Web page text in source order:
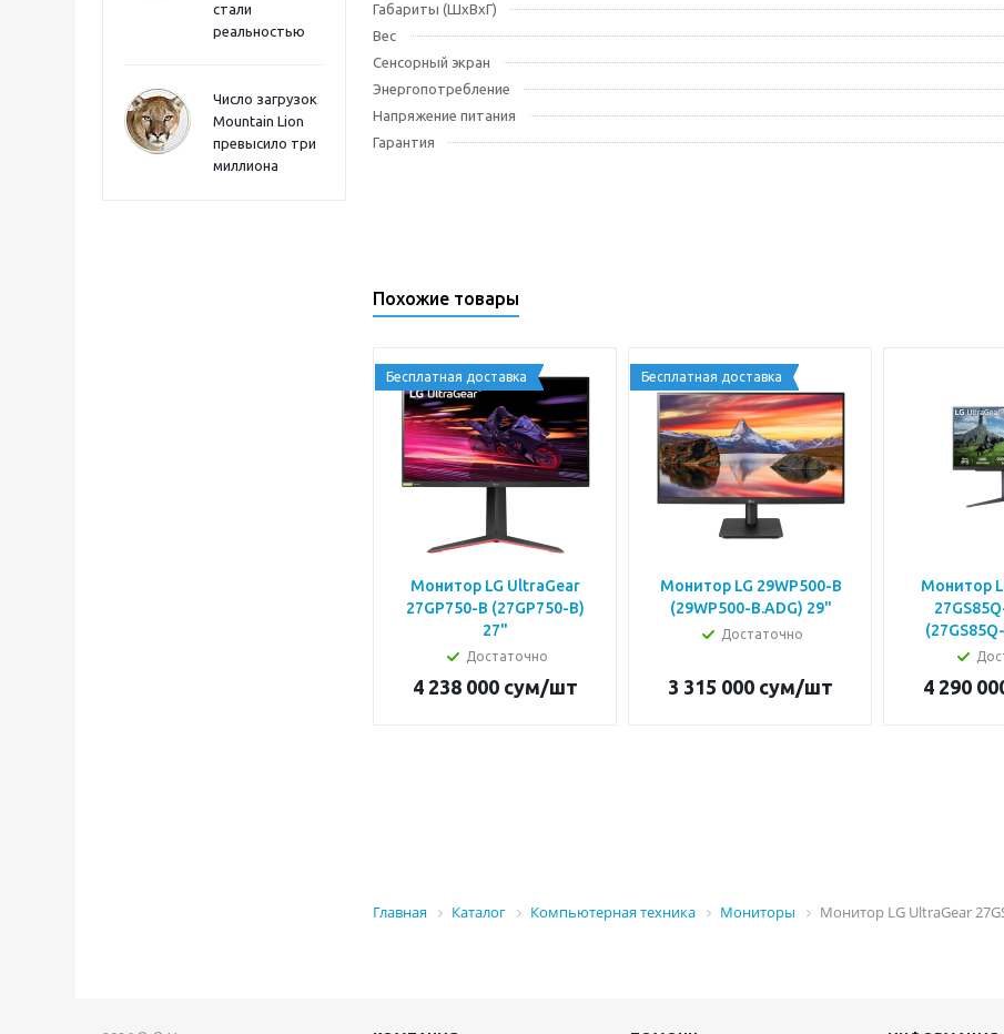
стали
реальностью
Число загрузок
Mountain Lion
превысило три
миллиона
Габариты (ШхВхГ)
Вес
Сенсорный экран
Энергопотребление
Напряжение питания
Гарантия
Похожие товары
Бесплатная доставка
Монитор LG UltraGear
27GP750-B (27GP750-B)
27"
Достаточно
4 238 000 сум/шт
Бесплатная доставка
Монитор LG 29WP500-B
(29WP500-B.ADG) 29"
Достаточно
3 315 000 сум/шт
Монитор
4 290
Главная Каталог Компьютерная техника Мониторы Монитор LG UltraGear